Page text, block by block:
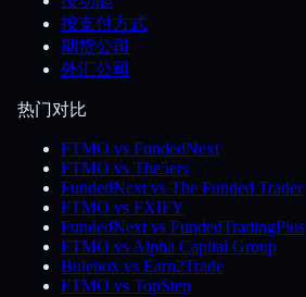
按支付方式
期货公司
外汇公司
热门对比
FTMO vs FundedNext
FTMO vs The5ers
FundedNext vs The Funded Trader
FTMO vs FXIFY
FundedNext vs FundedTradingPlus
FTMO vs Alpha Capital Group
Bulenox vs Earn2Trade
FTMO vs TopStep